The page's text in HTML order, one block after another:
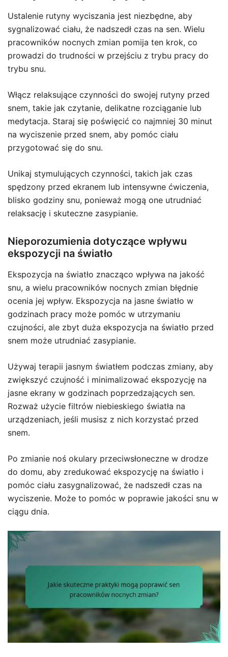
Ustalenie rutyny wyciszania jest niezbędne, aby
sygnalizować ciału, że nadszedł czas na sen. Wielu
pracowników nocnych zmian pomija ten krok, co
prowadzi do trudności w przejściu z trybu pracy do
trybu snu.
Włącz relaksujące czynności do swojej rutyny przed
snem, takie jak czytanie, delikatne rozciąganie lub
medytacja. Staraj się poświęcić co najmniej 30 minut
na wyciszenie przed snem, aby pomóc ciału
przygotować się do snu.
Unikaj stymulujących czynności, takich jak czas
spędzony przed ekranem lub intensywne ćwiczenia,
blisko godziny snu, ponieważ mogą one utrudniać
relaksację i skuteczne zasypianie.
Nieporozumienia dotyczące wpływu
ekspozycji na światło
Ekspozycja na światło znacząco wpływa na jakość
snu, a wielu pracowników nocnych zmian błędnie
ocenia jej wpływ. Ekspozycja na jasne światło w
godzinach pracy może pomóc w utrzymaniu
czujności, ale zbyt duża ekspozycja na światło przed
snem może utrudniać zasypianie.
Używaj terapii jasnym światłem podczas zmiany, aby
zwiększyć czujność i minimalizować ekspozycję na
jasne ekrany w godzinach poprzedzających sen.
Rozważ użycie filtrów niebieskiego światła na
urządzeniach, jeśli musisz z nich korzystać przed
snem.
Po zmianie noś okulary przeciwsłoneczne w drodze
do domu, aby zredukować ekspozycję na światło i
pomóc ciału zasygnalizować, że nadszedł czas na
wyciszenie. Może to pomóc w poprawie jakości snu w
ciągu dnia.